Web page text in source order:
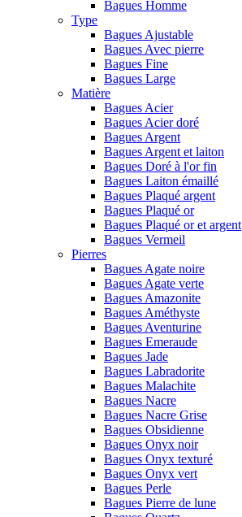
Bagues Homme
Type
Bagues Ajustable
Bagues Avec pierre
Bagues Fine
Bagues Large
Matière
Bagues Acier
Bagues Acier doré
Bagues Argent
Bagues Argent et laiton
Bagues Doré à l'or fin
Bagues Laiton émaillé
Bagues Plaqué argent
Bagues Plaqué or
Bagues Plaqué or et argent
Bagues Vermeil
Pierres
Bagues Agate noire
Bagues Agate verte
Bagues Amazonite
Bagues Améthyste
Bagues Aventurine
Bagues Emeraude
Bagues Jade
Bagues Labradorite
Bagues Malachite
Bagues Nacre
Bagues Nacre Grise
Bagues Obsidienne
Bagues Onyx noir
Bagues Onyx texturé
Bagues Onyx vert
Bagues Perle
Bagues Pierre de lune